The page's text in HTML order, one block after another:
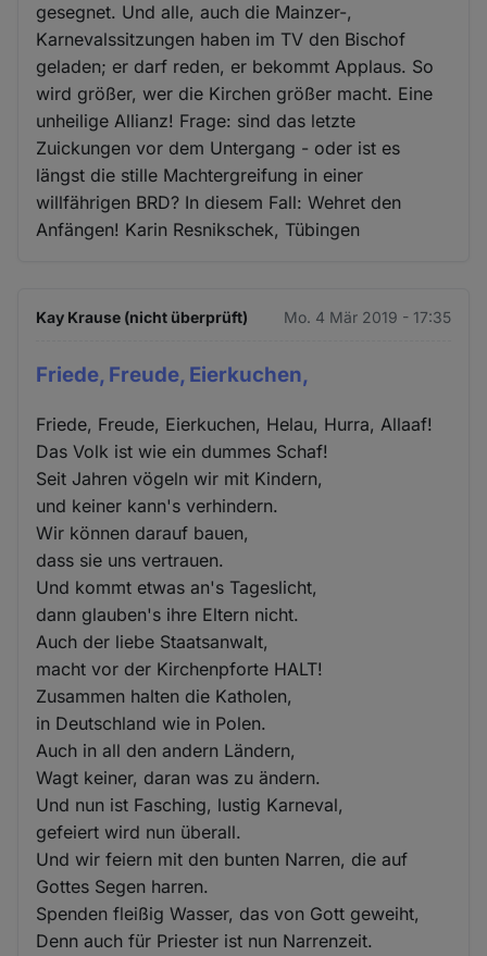
gesegnet. Und alle, auch die Mainzer-,
Karnevalssitzungen haben im TV den Bischof
geladen; er darf reden, er bekommt Applaus. So
wird größer, wer die Kirchen größer macht. Eine
unheilige Allianz! Frage: sind das letzte
Zuickungen vor dem Untergang - oder ist es
längst die stille Machtergreifung in einer
willfährigen BRD? In diesem Fall: Wehret den
Anfängen! Karin Resnikschek, Tübingen
Kay Krause (nicht überprüft) Mo. 4 Mär 2019 - 17:35
Friede, Freude, Eierkuchen,
Friede, Freude, Eierkuchen, Helau, Hurra, Allaaf!
Das Volk ist wie ein dummes Schaf!
Seit Jahren vögeln wir mit Kindern,
und keiner kann's verhindern.
Wir können darauf bauen,
dass sie uns vertrauen.
Und kommt etwas an's Tageslicht,
dann glauben's ihre Eltern nicht.
Auch der liebe Staatsanwalt,
macht vor der Kirchenpforte HALT!
Zusammen halten die Katholen,
in Deutschland wie in Polen.
Auch in all den andern Ländern,
Wagt keiner, daran was zu ändern.
Und nun ist Fasching, lustig Karneval,
gefeiert wird nun überall.
Und wir feiern mit den bunten Narren, die auf
Gottes Segen harren.
Spenden fleißig Wasser, das von Gott geweiht,
Denn auch für Priester ist nun Narrenzeit.